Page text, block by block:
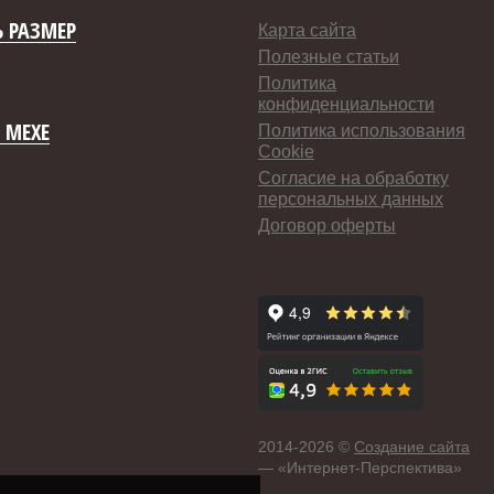
РАЗМЕР
Карта сайта
Полезные статьи
Политика
конфиденциальности
Политика использования
Cookie
Согласие на обработку
персональных данных
Договор оферты
2014-2026 © Создание сайта
— «Интернет-Перспектива»